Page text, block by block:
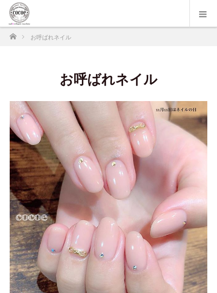
ホームお呼ばれネイル
お呼ばれネイル